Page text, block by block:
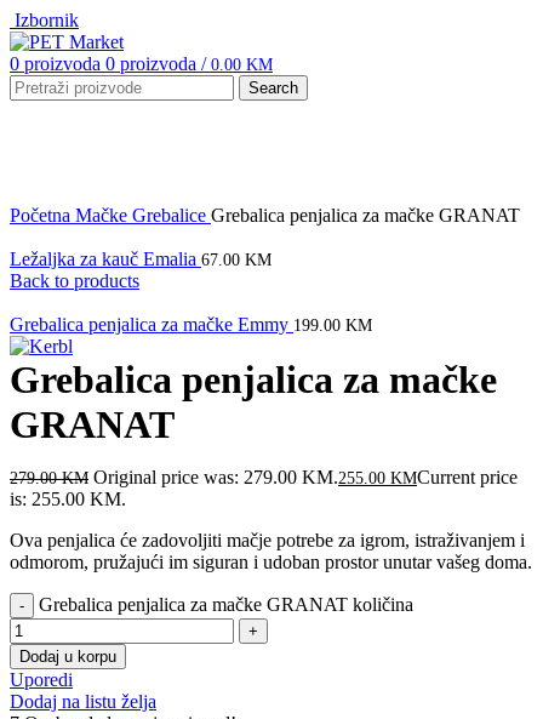
Izbornik
0 proizvoda 0 proizvoda / 0.00 KM
Search
Početna Mačke Grebalice Grebalica penjalica za mačke GRANAT
Ležaljka za kauč Emalia 67.00 KM
Back to products
Grebalica penjalica za mačke Emmy 199.00 KM
Grebalica penjalica za mačke
GRANAT
279.00KM Original price was: 279.00 KM.255.00 KMCurrent price
is: 255.00 KM.
Ova penjalica će zadovoljiti mačje potrebe za igrom, istraživanjem i
odmorom, pružajući im siguran i udoban prostor unutar vašeg doma.
Grebalica penjalica za mačke GRANAT količina
Dodaj u korpu
Uporedi
Dodaj na listu želja